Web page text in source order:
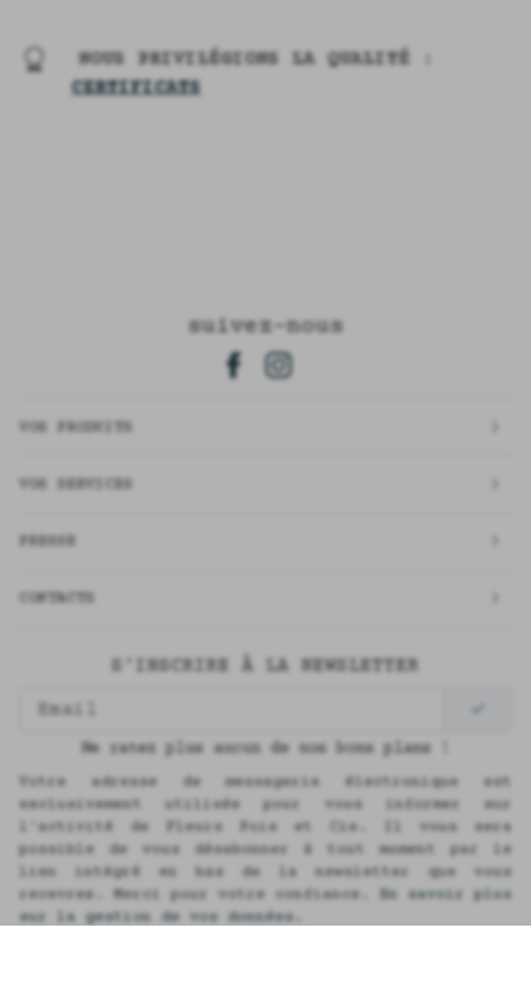
NOUS PRIVILÉGIONS LA QUALITÉ :
CERTIFICATS
suivez-nous
VOS PRODUITS
VOS SERVICES
PRESSE
CONTACTS
S'INSCRIRE À LA NEWSLETTER
Ne ratez plus aucun de nos bons plans !
Votre adresse de messagerie électronique est
exclusivement utilisée pour vous informer sur
l'activité de Fleurs Pois et Cie. Il vous sera
possible de vous désabonner à tout moment par le
lien intégré en bas de la newsletter que vous
recevrez. Merci pour votre confiance.
En savoir plus
sur la gestion de vos données.